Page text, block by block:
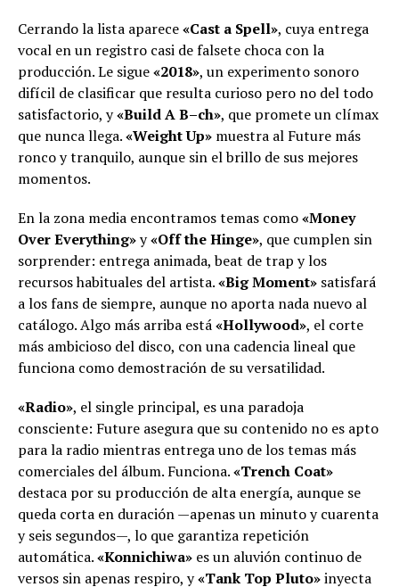
Cerrando la lista aparece«Cast a Spell», cuya entrega
vocal en un registro casi de falsete choca con la
producción. Le sigue«2018», un experimento sonoro
difícil de clasificar que resulta curioso pero no del todo
satisfactorio, y«Build A B–ch», que promete un clímax
que nunca llega.«Weight Up» muestra al Future más
ronco y tranquilo, aunque sin el brillo de sus mejores
momentos.
En la zona media encontramos temas como«Money
Over Everything»y«Off the Hinge», que cumplen sin
sorprender: entrega animada, beat de trap y los
recursos habituales del artista.«Big Moment» satisfará
a los fans de siempre, aunque no aporta nada nuevo al
catálogo. Algo más arriba está«Hollywood», el corte
más ambicioso del disco, con una cadencia lineal que
funciona como demostración de su versatilidad.
«Radio», el single principal, es una paradoja
consciente: Future asegura que su contenido no es apto
para la radio mientras entrega uno de los temas más
comerciales del álbum. Funciona.«Trench Coat»
destaca por su producción de alta energía, aunque se
queda corta en duración —apenas un minuto y cuarenta
y seis segundos—, lo que garantiza repetición
automática.«Konnichiwa» es un aluvión continuo de
versos sin apenas respiro, y«Tank Top Pluto»inyecta